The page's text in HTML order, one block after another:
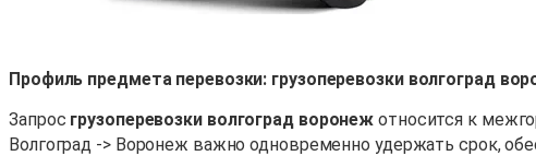
Профиль предмета перевозки: грузоперевозки волгоград
Запрос грузоперевозки волгоград воронеж относится к
Волгоград -> Воронеж важно одновременно удержать срок,